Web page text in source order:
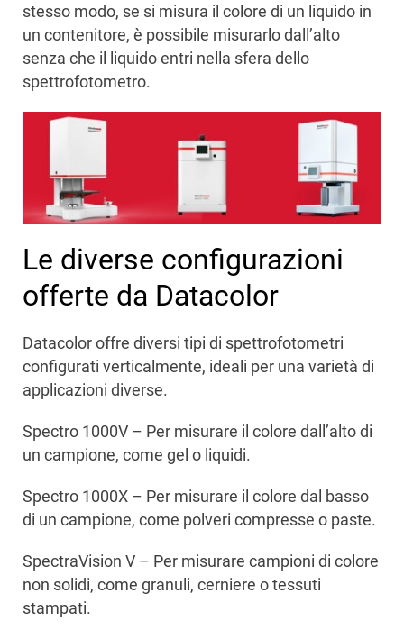
stesso modo, se si misura il colore di un liquido in
un contenitore, è possibile misurarlo dall’alto
senza che il liquido entri nella sfera dello
spettrofotometro.
Le diverse configurazioni
offerte da Datacolor
Datacolor offre diversi tipi di spettrofotometri
configurati verticalmente, ideali per una varietà di
applicazioni diverse.
Spectro 1000V – Per misurare il colore dall’alto di
un campione, come gel o liquidi.
Spectro 1000X – Per misurare il colore dal basso
di un campione, come polveri compresse o paste.
SpectraVision V – Per misurare campioni di colore
non solidi, come granuli, cerniere o tessuti
stampati.